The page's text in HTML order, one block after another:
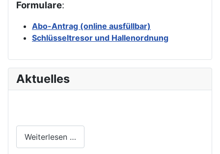
Formulare:
Abo-Antrag (online ausfüllbar)
Schlüsseltresor und Hallenordnung
Aktuelles
Weiterlesen …